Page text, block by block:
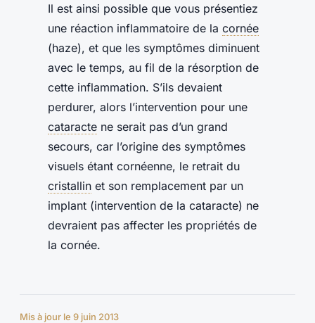
Il est ainsi possible que vous présentiez
une réaction inflammatoire de la cornée
(haze), et que les symptômes diminuent
avec le temps, au fil de la résorption de
cette inflammation. S’ils devaient
perdurer, alors l’intervention pour une
cataracte ne serait pas d’un grand
secours, car l’origine des symptômes
visuels étant cornéenne, le retrait du
cristallin et son remplacement par un
implant (intervention de la cataracte) ne
devraient pas affecter les propriétés de
la cornée.
Mis à jour le 9 juin 2013